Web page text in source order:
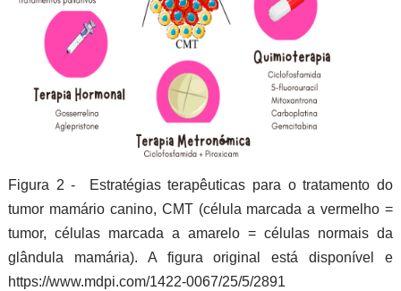
Figura 2 - Estratégias terapêuticas para o tratamento do
tumor mamário canino, CMT (célula marcada a vermelho =
tumor, células marcada a amarelo = células normais da
glândula mamária). A figura original está disponível e
https://www.mdpi.com/1422-0067/25/5/2891